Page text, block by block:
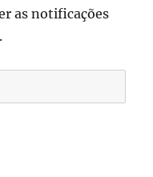
as notificações